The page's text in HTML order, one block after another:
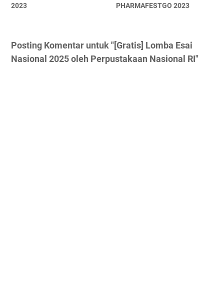
2023 PHARMAFESTGO 2023
Posting Komentar untuk "[Gratis] Lomba Esai
Nasional 2025 oleh Perpustakaan Nasional RI"